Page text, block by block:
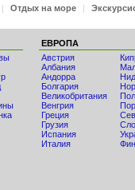
| Отдых на море |
ЕВРОПА
Австрия
Албания
Андорра
Болгария
Великобритания
Венгрия
Греция
Грузия
Испания
Италия